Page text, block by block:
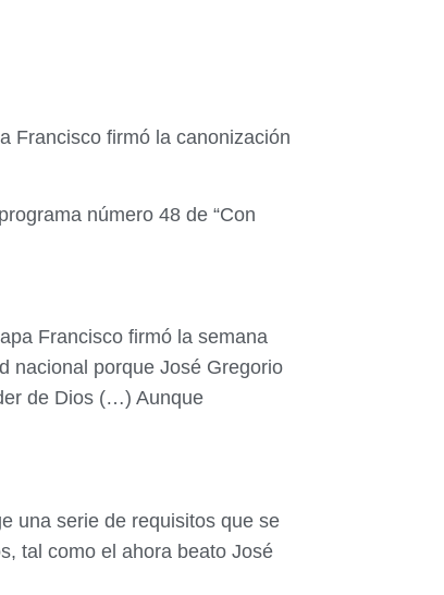
Francisco firmó la canonización
número 48 de “Con
Francisco firmó la semana
nacional porque José Gregorio
de Dios (…) Aunque
una serie de requisitos que se
tal como el ahora beato José